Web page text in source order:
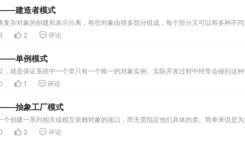
——建造者模式
复杂对象的创建和表示分离，有些对象由很多部分组成，每个部分又可以有多种不
汽车由发动机，方向盘，车灯，车灯，车身颜色
2 评论
——单例模式
，就是保证系统中一个类只有一个唯一的对象实例。实际开发过程中经常会碰到这
1 评论
抽象工厂模式
个创建一系列相关或相互依赖对象的接口，而无需指定他们具体的类。简单来说是
2 评论